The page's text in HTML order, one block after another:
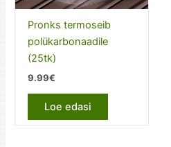
Pronks termoseib
polükarbonaadile
(25tk)
9.99€
Loe edasi